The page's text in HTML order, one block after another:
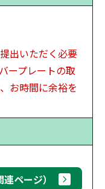
出いただく必要
ープレートの取
お時間に余裕を
ページ）